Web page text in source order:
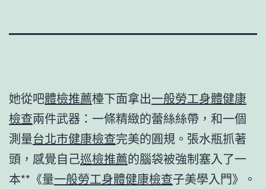
她從吧體檢推薦檯下面拿出一般勞工身體健康
檢查兩件武器：一條精緻的蕾絲絲帶，和一個
測量台北巿健康檢查完美的圓規。張水瓶抓著
頭，感覺自己巡檢推薦的腦袋被強制塞入了一
本**《量一般勞工身體健康檢查子美學入門》。